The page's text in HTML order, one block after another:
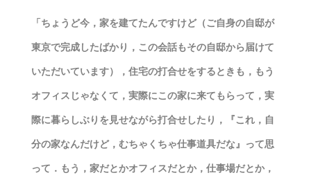
「ちょうど今，家を建てたんですけど（ご自身の自邸が
東京で完成したばかり，この会話もその自邸から届けて
いただいています），住宅の打合せをするときも，もう
オフィスじゃなくて，実際にこの家に来てもらって，実
際に暮らしぶりを見せながら打合せしたり，『これ，自
分の家なんだけど，むちゃくちゃ仕事道具だな』って思
って．もう，家だとかオフィスだとか，仕事場だとか，